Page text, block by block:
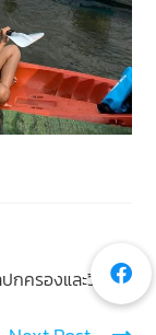
ครองและวิธี